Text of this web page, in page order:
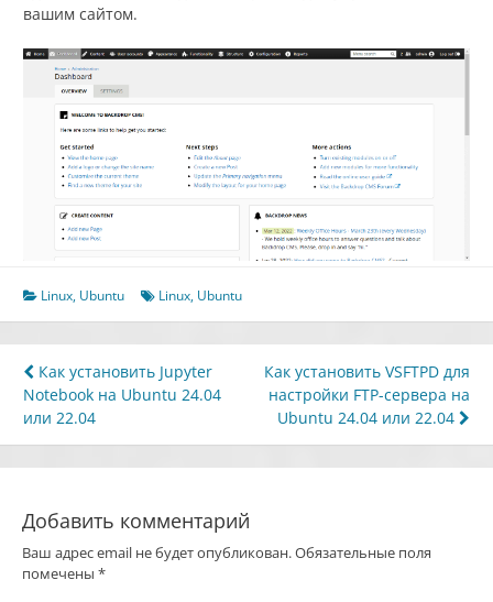
вашим сайтом.
Linux, Ubuntu Linux, Ubuntu
Навигация
по
записям
Как установить Jupyter
Notebook на Ubuntu 24.04
или 22.04
Как установить VSFTPD для
настройки FTP-сервера на
Ubuntu 24.04 или 22.04
Добавить комментарий
Ваш адрес email не будет опубликован.Обязательные поля
помечены *